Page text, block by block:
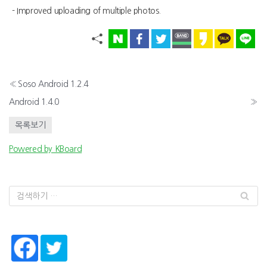
- Improved uploading of multiple photos.
« Soso Android 1.2.4
Android 1.4.0 »
목록보기
Powered by KBoard